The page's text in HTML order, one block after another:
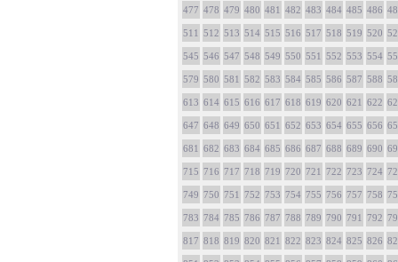
477 478 479 480 481 482 483 484 485 486
511 512 513 514 515 516 517 518 519 520
545 546 547 548 549 550 551 552 553 554
579 580 581 582 583 584 585 586 587 588
613 614 615 616 617 618 619 620 621 622
647 648 649 650 651 652 653 654 655 656
681 682 683 684 685 686 687 688 689 690
715 716 717 718 719 720 721 722 723 724
749 750 751 752 753 754 755 756 757 758
783 784 785 786 787 788 789 790 791 792
817 818 819 820 821 822 823 824 825 826